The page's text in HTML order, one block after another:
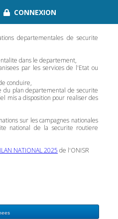
CONNEXION
departementales de securite
dans le departement,
par les services de l'Etat ou
conduire,
plan departemental de securite
mis a disposition pour realiser des
sur les campagnes nationales
national de la securite routiere
NATIONAL 2025 de l'ONISR